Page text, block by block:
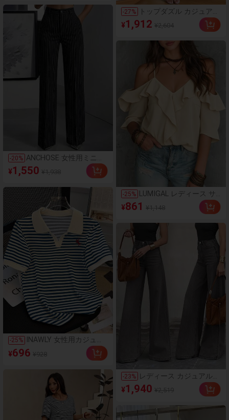
ト、エレガント & 洗練さ
れた、バレンタインデ
ー、労働者の日、学生の
ート、ストリート写真、
用途スカート
-20% ANCHOSE 女性用ミニマ
リストコミューター エラ
スティックウエスト ブラ
プパンツ、春夏
¥1,550
-25%
INAWLY 女性用カジュア
ルブルーストライプ柄T
シャツ
¥696
-27%
トップダズル カジュアル
シック レディース ピン
ク&グリーン 2ピースセ
クトップ&ドローストリ
¥1,912
-25%
LUMIGAL レディース サ
マービーチバケーション
スタイル 無地 オフショ
¥861
-23% レディース カジュアル
エレガント ワイドレッグ
ジーンズ ポケット・ジッ
トレッチ グレー 春秋
¥1,940